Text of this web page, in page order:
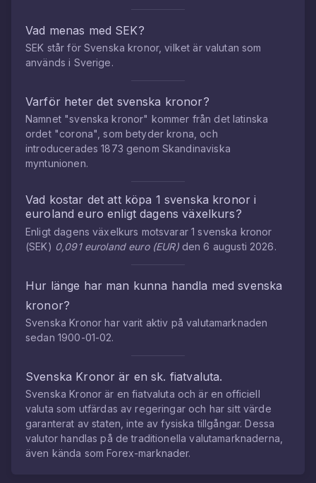
Vad menas med SEK?
SEK står för Svenska kronor, vilket är valutan som
används i Sverige.
Varför heter det svenska kronor?
Namnet "svenska kronor" kommer från det latinska
ordet "corona", som betyder krona, och
introducerades 1873 genom Skandinaviska
myntunionen.
Vad kostar det att köpa 1 svenska kronor i
euroland euro enligt dagens växelkurs?
Enligt dagens växelkurs motsvarar1svenska kronor
(SEK) 0,091 euroland euro(EUR)den6 augusti 2026.
Hur länge har man kunna handla medsvenska
kronor?
Svenska Kronor har varit aktiv på valutamarknaden
sedan 1900-01-02.
Svenska Kronor är en sk. fiatvaluta.
Svenska Kronor är en fiatvaluta och är en officiell
valuta som utfärdas av regeringar och har sitt värde
garanterat av staten, inte av fysiska tillgångar. Dessa
valutor handlas på de traditionella valutamarknaderna,
även kända som Forex-marknader.